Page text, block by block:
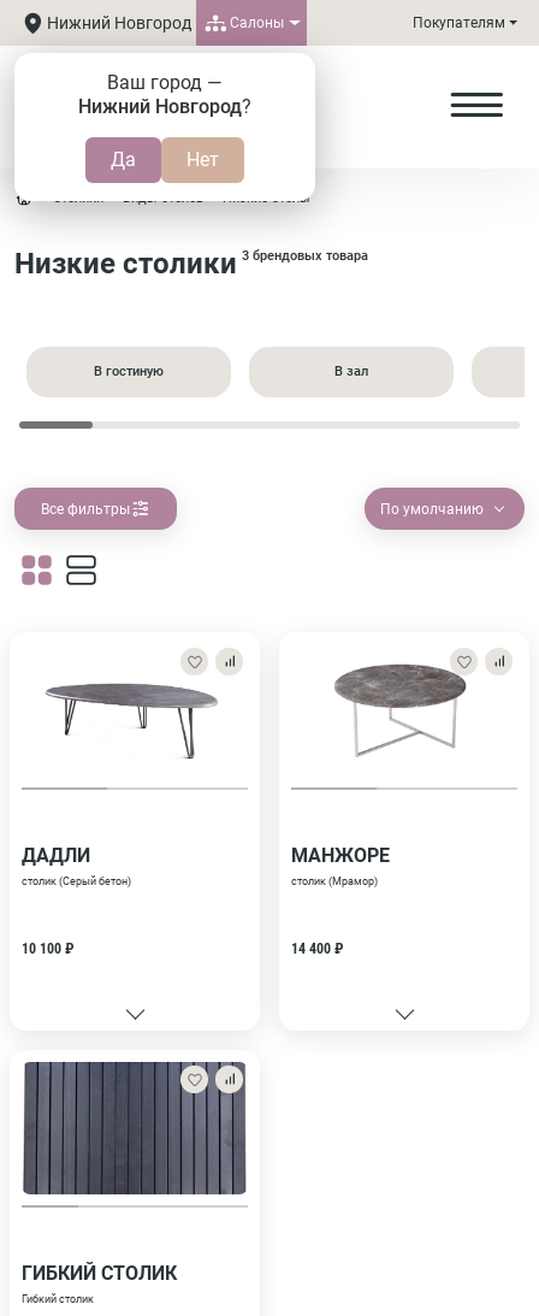
Нижний Новгород
Ваш город —
Нижний Новгород?
Салоны Покупателям
Столики Виды столов Низкие столы
Низкие столики 3 брендовых товара
В гостиную В зал
Все фильтры По умолчанию
ДАДЛИ
столик (Серый бетон)
10 100 ₽
МАНЖОРЕ
столик (Мрамор)
14 400 ₽
ГИБКИЙ СТОЛИК
Гибкий столик